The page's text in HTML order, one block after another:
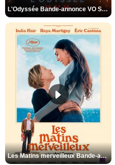
L'Odyssée Bande-annonce VO STFR
Les Matins merveilleux Bande-annonce VF